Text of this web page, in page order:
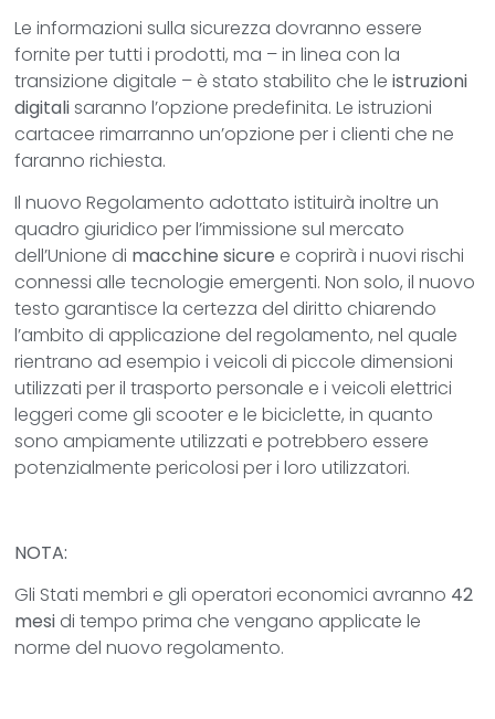
Le informazioni sulla sicurezza dovranno essere
fornite per tutti i prodotti, ma – in linea con la
transizione digitale – è stato stabilito che le istruzioni
digitalisaranno l’opzione predefinita. Le istruzioni
cartacee rimarranno un’opzione per i clienti che ne
faranno richiesta.
Il nuovo Regolamento adottato istituirà inoltre un
quadro giuridico per l’immissione sul mercato
dell’Unione di macchine sicure e coprirà i nuovi rischi
connessi alle tecnologie emergenti. Non solo, il nuovo
testo garantisce la certezza del diritto chiarendo
l’ambito di applicazione del regolamento, nel quale
rientrano ad esempio i veicoli di piccole dimensioni
utilizzati per il trasporto personale e i veicoli elettrici
leggeri come gli scooter e le biciclette, in quanto
sono ampiamente utilizzati e potrebbero essere
potenzialmente pericolosi per i loro utilizzatori.
NOTA:
Gli Stati membri e gli operatori economici avranno 42
mesi di tempo prima che vengano applicate le
norme del nuovo regolamento.